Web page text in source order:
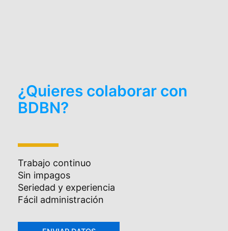
¿Quieres colaborar con
BDBN?
Trabajo continuo
Sin impagos
Seriedad y experiencia
Fácil administración